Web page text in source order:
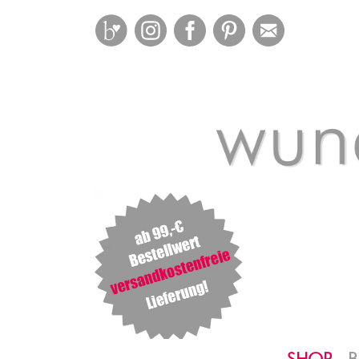
BloglovinInstagramFacebookPinterest